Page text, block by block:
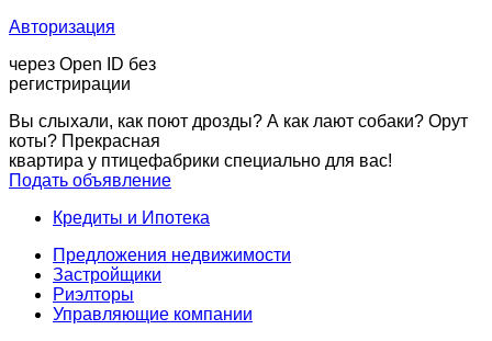
Авторизация
через Open ID без
регистрирации
Вы слыхали, как поют дрозды? А как лают собаки? Орут
коты? Прекрасная
квартира у птицефабрики специально для вас!
Подать объявление
Кредиты и Ипотека
Предложения недвижимости
Застройщики
Риэлторы
Управляющие компании